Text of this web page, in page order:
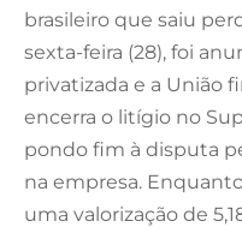
brasileiro que saiu
sexta-feira (28), foi
privatizada e a União
encerra o litígio no
pondo fim à disputa
na empresa.
uma valorização de